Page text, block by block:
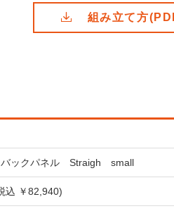
組み立て方
バックパネル Straigh small
込 ￥82,940)